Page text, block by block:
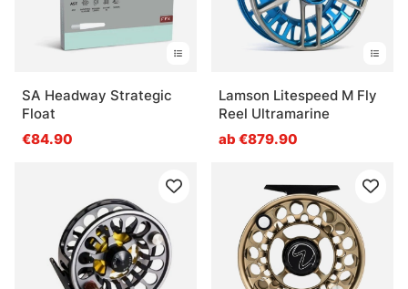
SA Headway Strategic
Float
€84.90
Lamson Litespeed M Fly
Reel Ultramarine
ab €879.90